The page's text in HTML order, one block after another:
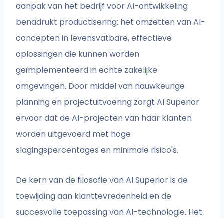
aanpak van het bedrijf voor AI-ontwikkeling
benadrukt productisering: het omzetten van AI-
concepten in levensvatbare, effectieve
oplossingen die kunnen worden
geïmplementeerd in echte zakelijke
omgevingen. Door middel van nauwkeurige
planning en projectuitvoering zorgt AI Superior
ervoor dat de AI-projecten van haar klanten
worden uitgevoerd met hoge
slagingspercentages en minimale risico's.
De kern van de filosofie van AI Superior is de
toewijding aan klanttevredenheid en de
succesvolle toepassing van AI-technologie. Het